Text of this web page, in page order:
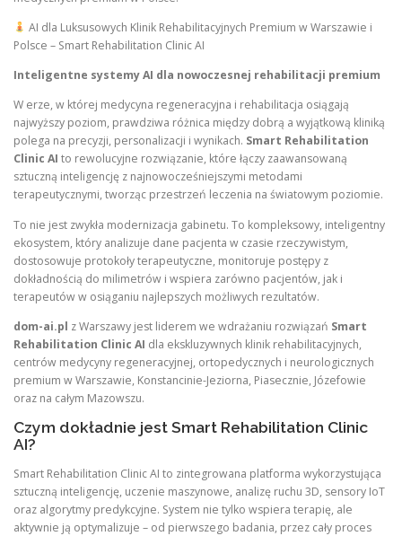
AI dla Luksusowych Klinik Rehabilitacyjnych Premium w Warszawie i
Polsce – Smart Rehabilitation Clinic AI
Inteligentne systemy AI dla nowoczesnej rehabilitacji premium
W erze, w której medycyna regeneracyjna i rehabilitacja osiągają
najwyższy poziom, prawdziwa różnica między dobrą a wyjątkową kliniką
polega na precyzji, personalizacji i wynikach. Smart Rehabilitation
Clinic AI to rewolucyjne rozwiązanie, które łączy zaawansowaną
sztuczną inteligencję z najnowocześniejszymi metodami
terapeutycznymi, tworząc przestrzeń leczenia na światowym poziomie.
To nie jest zwykła modernizacja gabinetu. To kompleksowy, inteligentny
ekosystem, który analizuje dane pacjenta w czasie rzeczywistym,
dostosowuje protokoły terapeutyczne, monitoruje postępy z
dokładnością do milimetrów i wspiera zarówno pacjentów, jak i
terapeutów w osiąganiu najlepszych możliwych rezultatów.
dom-ai.pl z Warszawy jest liderem we wdrażaniu rozwiązań Smart
Rehabilitation Clinic AI dla ekskluzywnych klinik rehabilitacyjnych,
centrów medycyny regeneracyjnej, ortopedycznych i neurologicznych
premium w Warszawie, Konstancinie-Jeziorna, Piasecznie, Józefowie
oraz na całym Mazowszu.
Czym dokładnie jest Smart Rehabilitation Clinic
AI?
Smart Rehabilitation Clinic AI to zintegrowana platforma wykorzystująca
sztuczną inteligencję, uczenie maszynowe, analizę ruchu 3D, sensory IoT
oraz algorytmy predykcyjne. System nie tylko wspiera terapię, ale
aktywnie ją optymalizuje – od pierwszego badania, przez cały proces